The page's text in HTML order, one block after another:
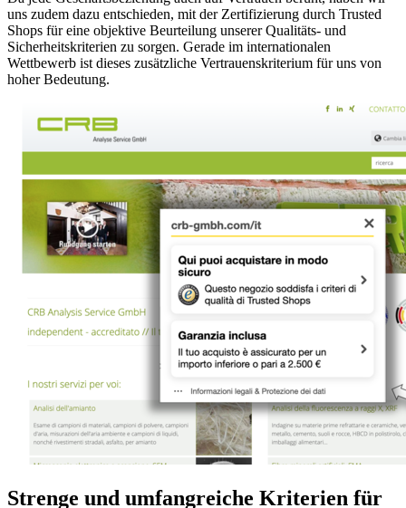
uns zudem dazu entschieden, mit der Zertifizierung durch Trusted
Shops für eine objektive Beurteilung unserer Qualitäts- und
Sicherheitskriterien zu sorgen. Gerade im internationalen
Wettbewerb ist dieses zusätzliche Vertrauenskriterium für uns von
hoher Bedeutung.
Strenge und umfangreiche Kriterien für